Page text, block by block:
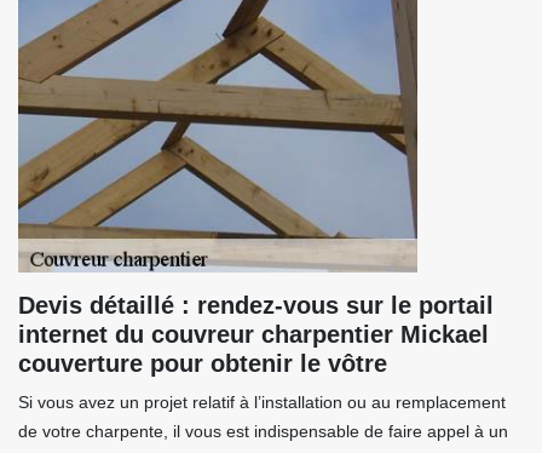
Devis détaillé : rendez-vous sur le portail
internet du couvreur charpentier Mickael
couverture pour obtenir le vôtre
Si vous avez un projet relatif à l’installation ou au remplacement
de votre charpente, il vous est indispensable de faire appel à un